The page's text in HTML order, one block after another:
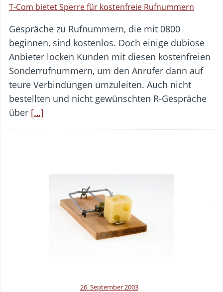
T-Com bietet Sperre für kostenfreie Rufnummern
Gespräche zu Rufnummern, die mit 0800
beginnen, sind kostenlos. Doch einige dubiose
Anbieter locken Kunden mit diesen kostenfreien
Sonderrufnummern, um den Anrufer dann auf
teure Verbindungen umzuleiten. Auch nicht
bestellten und nicht gewünschten R-Gespräche
über […]
26. September 2003